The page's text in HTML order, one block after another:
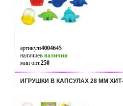
артикулt4004645
наличиев наличии
мин опт.250
ИГРУШКИ В КАПСУЛАХ 28 ММ